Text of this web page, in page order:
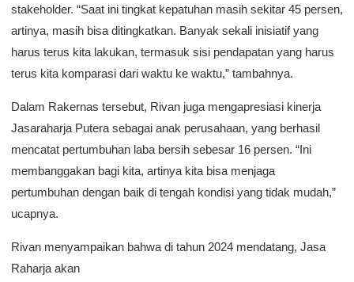
stakeholder. “Saat ini tingkat kepatuhan masih sekitar 45 persen,
artinya, masih bisa ditingkatkan. Banyak sekali inisiatif yang
harus terus kita lakukan, termasuk sisi pendapatan yang harus
terus kita komparasi dari waktu ke waktu,” tambahnya.
Dalam Rakernas tersebut, Rivan juga mengapresiasi kinerja
Jasaraharja Putera sebagai anak perusahaan, yang berhasil
mencatat pertumbuhan laba bersih sebesar 16 persen. “Ini
membanggakan bagi kita, artinya kita bisa menjaga
pertumbuhan dengan baik di tengah kondisi yang tidak mudah,”
ucapnya.
Rivan menyampaikan bahwa di tahun 2024 mendatang, Jasa
Raharja akan